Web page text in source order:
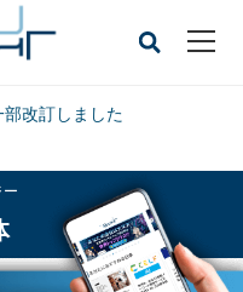
改訂しました